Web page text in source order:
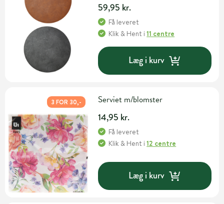
59,95 kr.
Få leveret
Klik & Hent i11 centre
Læg i kurv
3 FOR 30,- Serviet m/blomster
14,95 kr.
Få leveret
Klik & Hent i12 centre
Læg i kurv